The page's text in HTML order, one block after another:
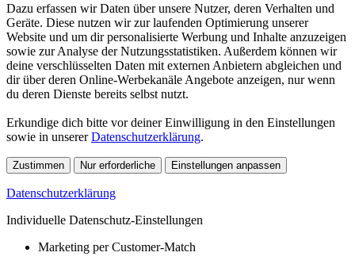
Dazu erfassen wir Daten über unsere Nutzer, deren Verhalten und
Geräte. Diese nutzen wir zur laufenden Optimierung unserer
Website und um dir personalisierte Werbung und Inhalte anzuzeigen
sowie zur Analyse der Nutzungsstatistiken. Außerdem können wir
deine verschlüsselten Daten mit externen Anbietern abgleichen und
dir über deren Online-Werbekanäle Angebote anzeigen, nur wenn
du deren Dienste bereits selbst nutzt.
Erkundige dich bitte vor deiner Einwilligung in den Einstellungen
sowie in unsererDatenschutzerklärung.
Zustimmen Nur erforderliche Einstellungen anpassen
Datenschutzerklärung
Individuelle Datenschutz-Einstellungen
Marketing per Customer-Match